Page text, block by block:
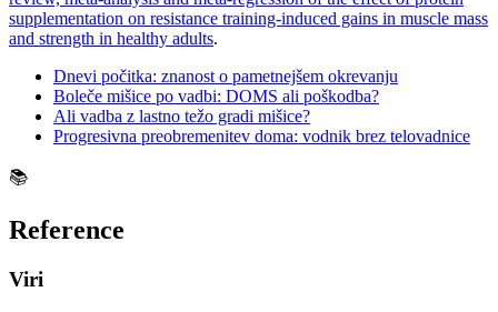
supplementation on resistance training-induced gains in muscle mass
and strength in healthy adults.
Dnevi počitka: znanost o pametnejšem okrevanju
Boleče mišice po vadbi: DOMS ali poškodba?
Ali vadba z lastno težo gradi mišice?
Progresivna preobremenitev doma: vodnik brez telovadnice
📚
Reference
Viri